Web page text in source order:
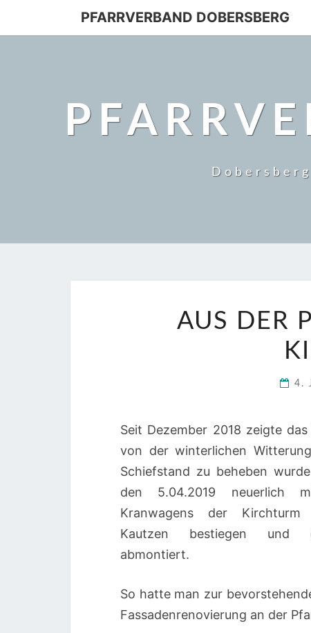
PFARRVERBAND DOBERSBERG
AUS DER
4.
Seit Dezember 2018 zeigte das
von der winterlichen
Schiefstand zu beheben
den 5.04.2019 neuerlich
Kranwagens der
Kautzen bestiegen und
abmontiert.
So hatte man zur
Fassadenrenovierung an der